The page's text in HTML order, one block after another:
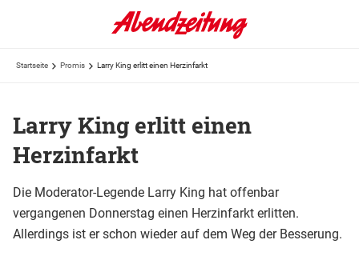
Startseite Promis Larry King erlitt einen Herzinfarkt
Larry King erlitt einen
Herzinfarkt
Die Moderator-Legende Larry King hat offenbar
vergangenen Donnerstag einen Herzinfarkt erlitten.
Allerdings ist er schon wieder auf dem Weg der Besserung.